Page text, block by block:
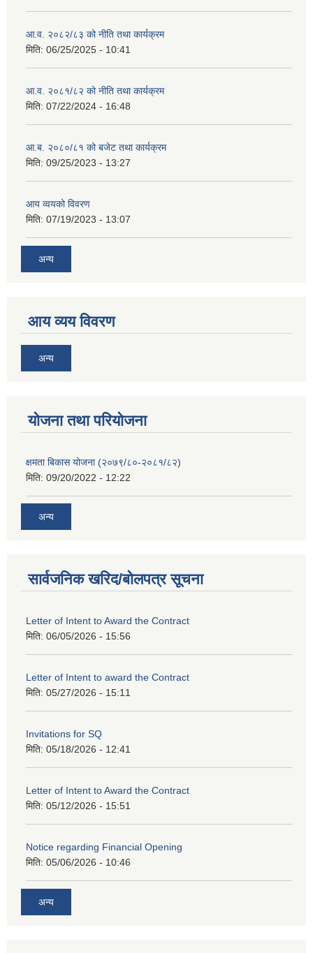
आ.व. २०८२/८३ को नीति तथा कार्यक्रम
मिति: 06/25/2025 - 10:41
आ.व. २०८१/८२ को नीति तथा कार्यक्रम
मिति: 07/22/2024 - 16:48
आ.ब. २०८०/८१ को बजेट तथा कार्यक्रम
मिति: 09/25/2023 - 13:27
आय व्वयको विवरण
मिति: 07/19/2023 - 13:07
अन्य
आय व्यय विवरण
अन्य
याेजना तथा परियाेजना
क्षमता बिकास योजना (२०७९/८०-२०८१/८२)
मिति: 09/20/2022 - 12:22
अन्य
सार्वजनिक खरिद/बोलपत्र सूचना
Letter of Intent to Award the Contract
मिति: 06/05/2026 - 15:56
Letter of Intent to award the Contract
मिति: 05/27/2026 - 15:11
Invitations for SQ
मिति: 05/18/2026 - 12:41
Letter of Intent to Award the Contract
मिति: 05/12/2026 - 15:51
Notice regarding Financial Opening
मिति: 05/06/2026 - 10:46
अन्य